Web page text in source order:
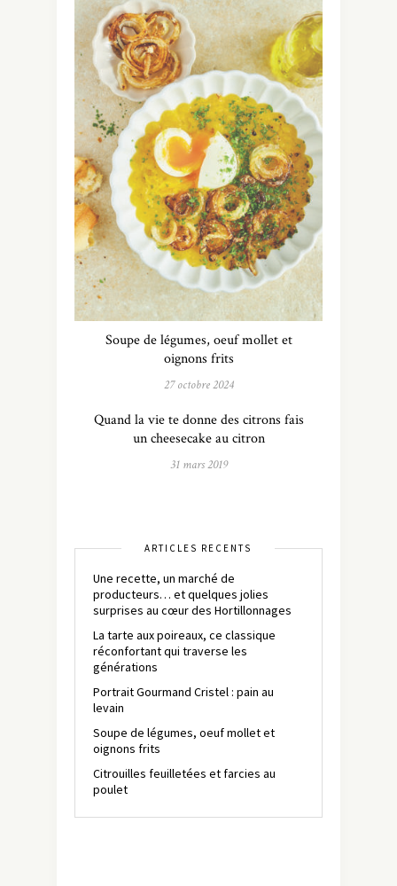
Soupe de légumes, oeuf mollet et
oignons frits
27 octobre 2024
Quand la vie te donne des citrons fais
un cheesecake au citron
31 mars 2019
ARTICLES RÉCENTS
Une recette, un marché de
producteurs… et quelques jolies
surprises au cœur des Hortillonnages
La tarte aux poireaux, ce classique
réconfortant qui traverse les
générations
Portrait Gourmand Cristel : pain au
levain
Soupe de légumes, oeuf mollet et
oignons frits
Citrouilles feuilletées et farcies au
poulet